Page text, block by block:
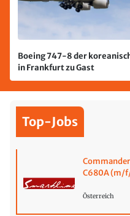
Boeing 747-8 der
in Frankfurt zu Gast
Top-Jobs
C680A (m/
Österreich